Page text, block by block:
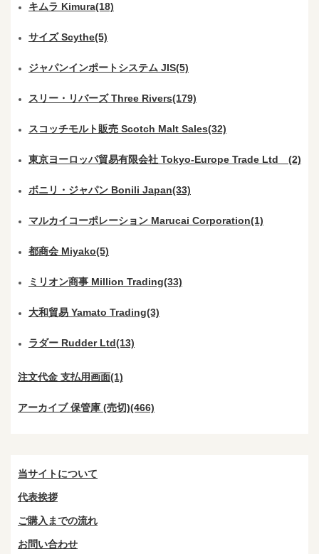
キムラ Kimura(18)
サイズ Scythe(5)
ジャパンインポートシステム JIS(5)
スリー・リバーズ Three Rivers(179)
スコッチモルト販売 Scotch Malt Sales(32)
東京ヨーロッパ貿易有限会社 Tokyo-Europe Trade Ltd (2)
ボニリ・ジャパン Bonili Japan(33)
マルカイコーポレーション Marucai Corporation(1)
都商会 Miyako(5)
ミリオン商事 Million Trading(33)
大和貿易 Yamato Trading(3)
ラダー Rudder Ltd(13)
注文代金 支払用画面(1)
アーカイブ 保管庫 (売切)(466)
当サイトについて
代表挨拶
ご購入までの流れ
お問い合わせ